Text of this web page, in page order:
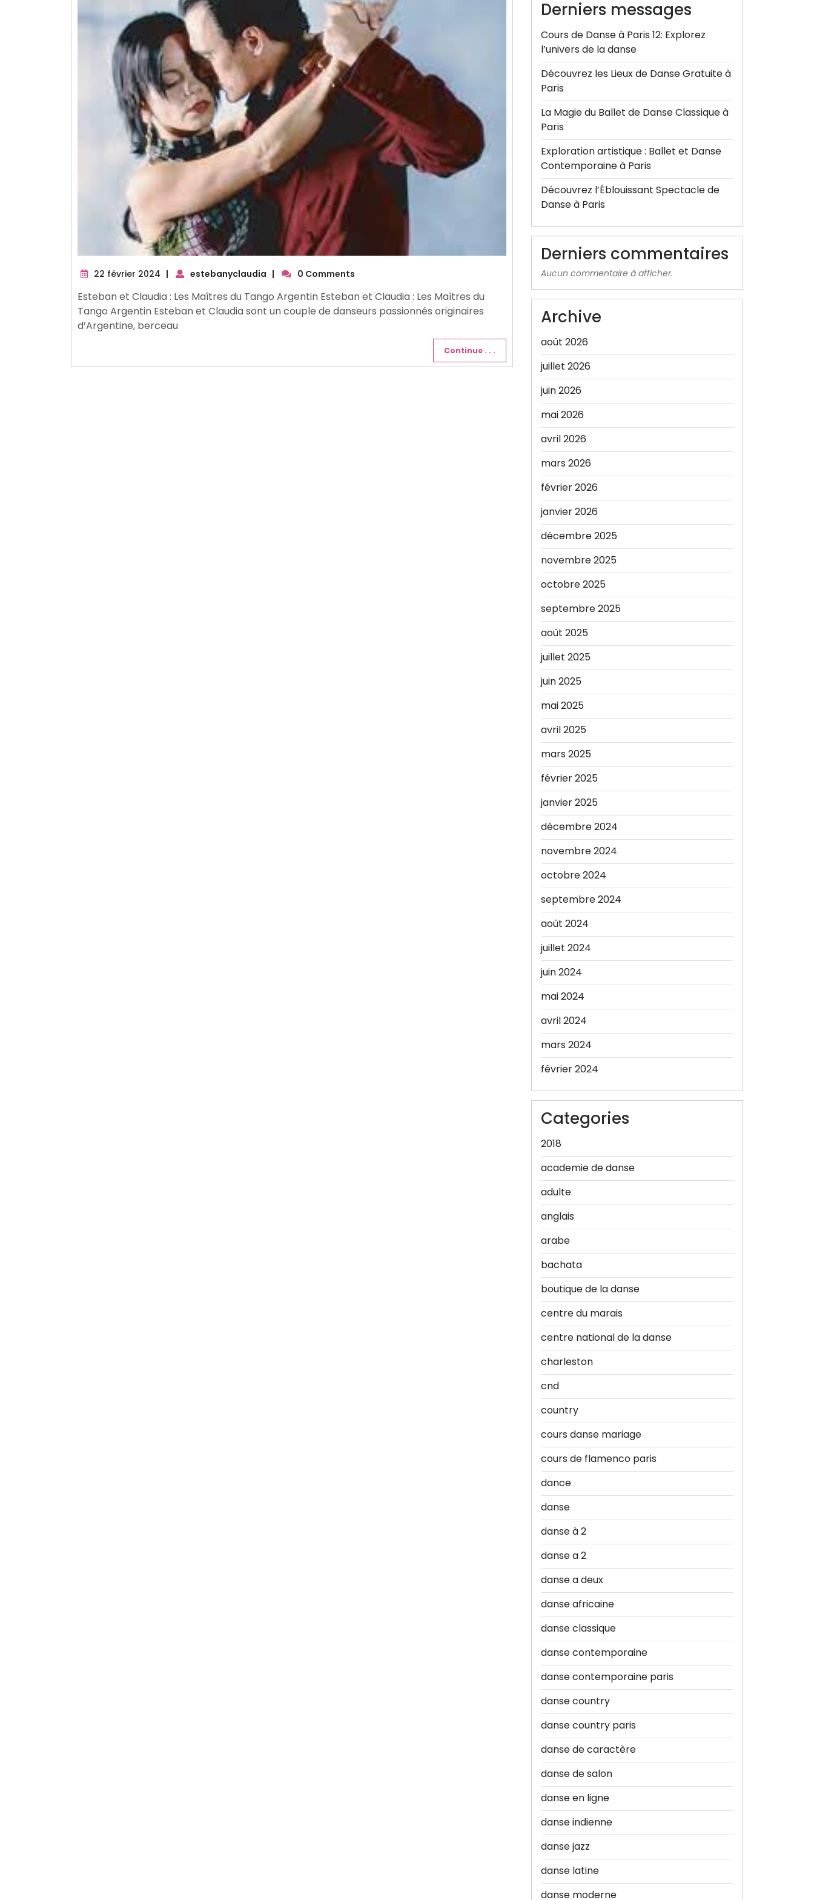
22 février 2024 22
2024
| estebanyclaudia | 0 Comments
Esteban et Claudia : Les Maîtres du Tango Argentin Esteban et Claudia : Les Maîtres du
Tango Argentin Esteban et Claudia sont un couple de danseurs passionnés originaires
d’Argentine, berceau
Continue . . .
Derniers messages
Cours de Danse à Paris 12: Explorez
l’univers de la danse
Découvrez les Lieux de Danse Gratuite à
Paris
La Magie du Ballet de Danse Classique à
Paris
Exploration artistique : Ballet et Danse
Contemporaine à Paris
Découvrez l’Éblouissant Spectacle de
Danse à Paris
Derniers commentaires
Aucun commentaire à afficher.
Archive
août 2026
juillet 2026
juin 2026
mai 2026
avril 2026
mars 2026
février 2026
janvier 2026
décembre 2025
novembre 2025
octobre 2025
septembre 2025
août 2025
juillet 2025
juin 2025
mai 2025
avril 2025
mars 2025
février 2025
janvier 2025
décembre 2024
novembre 2024
octobre 2024
septembre 2024
août 2024
juillet 2024
juin 2024
mai 2024
avril 2024
mars 2024
février 2024
Categories
2018
academie de danse
adulte
anglais
arabe
bachata
boutique de la danse
centre du marais
centre national de la danse
charleston
cnd
country
cours danse mariage
cours de flamenco paris
dance
danse
danse à 2
danse a 2
danse a deux
danse africaine
danse classique
danse contemporaine
danse contemporaine paris
danse country
danse country paris
danse de caractère
danse de salon
danse en ligne
danse indienne
danse jazz
danse latine
danse moderne